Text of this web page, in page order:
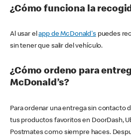
¿Cómo funciona la
Al usar elapp de McDonald'spuedes
sin tener que salir del vehículo.
¿Cómo ordeno para
McDonald’s?
Para ordenar una entrega sin contacto
tus productos favoritos en DoorDash,
Postmates como siempre haces.